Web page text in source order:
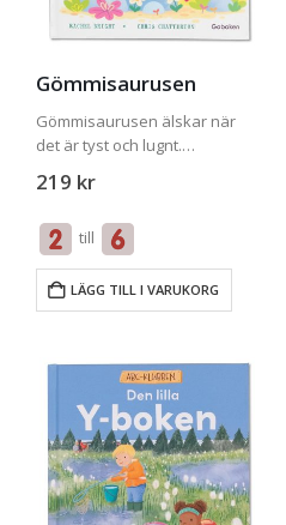
Gömmisaurusen
Gömmisaurusen älskar när
det är tyst och lugnt.
grej. Så när hennes
Pappasaurus bestämmer sig
för att ha en STOR fest känner
sig Gömmisaurusen…
219 kr
till
LÄGG TILL I VARUKORG